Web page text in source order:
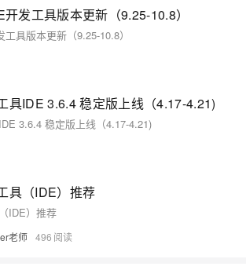
开发工具版本更新（9.25-10.8）
工具版本更新（9.25-10.8）
具IDE 3.6.4 稳定版上线（4.17-4.21)
3.6.4 稳定版上线（4.17-4.21)
具（IDE）推荐
IDE）推荐
老师 496